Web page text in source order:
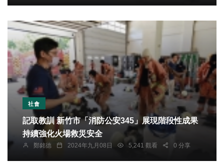
社會
記取教訓 新竹市「消防公安345」展現階段性成果
持續強化火場救災安全
鄭銘德 2024年九月08日 5,241 觀看 0 分享